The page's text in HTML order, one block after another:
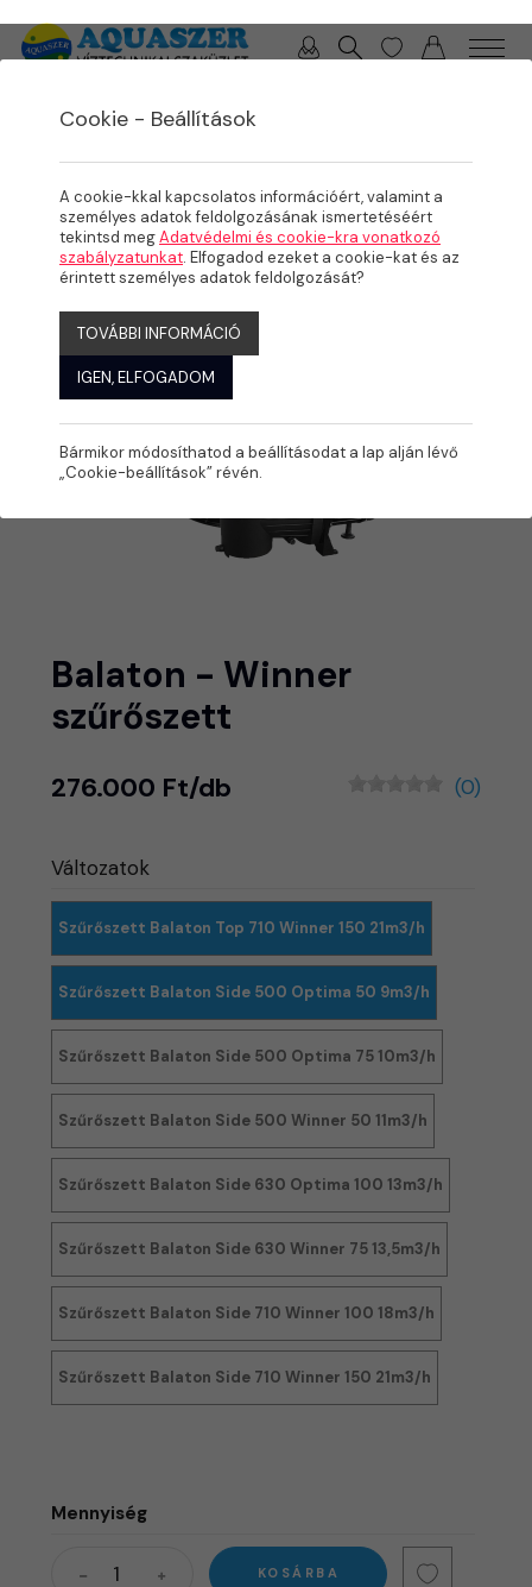
Balaton - Winner
szűrőszett
276.000 Ft/db (0)
Változatok
Szűrőszett Balaton Top 710 Winner 150 21m3/h
Szűrőszett Balaton Side 500 Optima 50 9m3/h
Szűrőszett Balaton Side 500 Optima 75 10m3/h
Szűrőszett Balaton Side 500 Winner 50 11m3/h
Szűrőszett Balaton Side 630 Optima 100 13m3/h
Szűrőszett Balaton Side 630 Winner 75 13,5m3/h
Szűrőszett Balaton Side 710 Winner 100 18m3/h
Szűrőszett Balaton Side 710 Winner 150 21m3/h
Mennyiség
KOSÁRBA
Cookie - Beállítások
A cookie-kkal kapcsolatos információért, valamint a
személyes adatok feldolgozásának ismertetéséért
tekintsd megAdatvédelmi és cookie-kra vonatkozó
szabályzatunkat. Elfogadod ezeket a cookie-kat és az
érintett személyes adatok feldolgozását?
TOVÁBBI INFORMÁCIÓ
IGEN, ELFOGADOM
Bármikor módosíthatod a beállításodat a lap alján lévő
„Cookie-beállítások” révén.